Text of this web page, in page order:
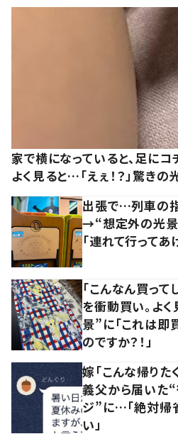
家で横になっていると、足にコ
よく見ると…「えぇ！？」驚きの
出張で…列車の
→“想定外の光景”
「連れて行ってあ
「こんなん買っ
を衝動買い。よ
景”に「これは即
のですか？！」
嫁「こんな帰りた
義父から届いた
ジ”に…「絶対帰
い」